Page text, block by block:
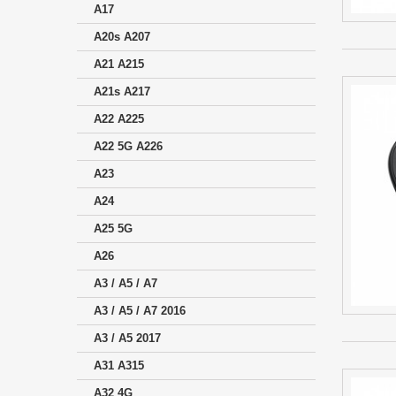
A17
A20s A207
A21 A215
A21s A217
A22 A225
A22 5G A226
A23
A24
A25 5G
A26
A3 / A5 / A7
A3 / A5 / A7 2016
A3 / A5 2017
A31 A315
A32 4G